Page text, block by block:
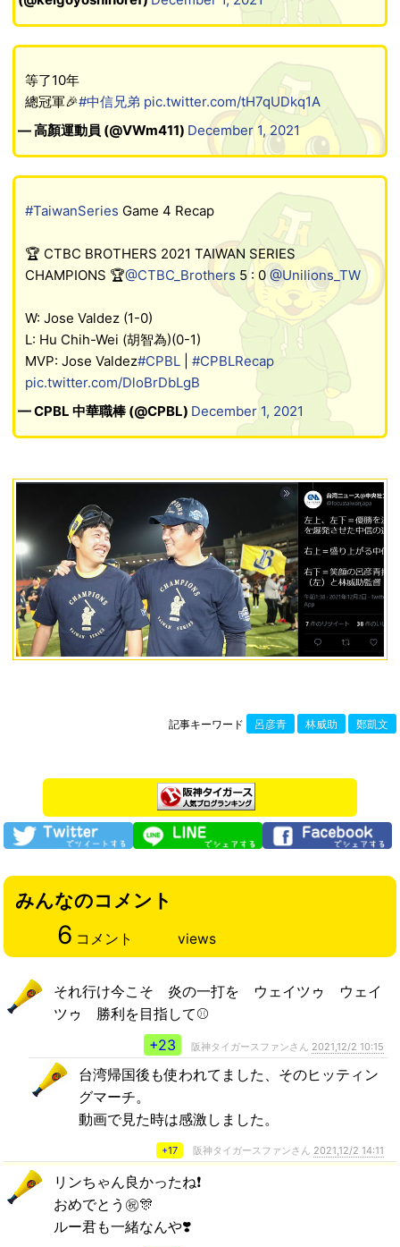
等了10年
總冠軍🎉#中信兄弟 pic.twitter.com/tH7qUDkq1A
— 高顏運動員 (@VWm411) December 1, 2021
#TaiwanSeries Game 4 Recap
🏆 CTBC BROTHERS 2021 TAIWAN SERIES
CHAMPIONS 🏆@CTBC_Brothers 5 : 0 @Unilions_TW
W: Jose Valdez (1-0)
L: Hu Chih-Wei (胡智為)(0-1)
MVP: Jose Valdez#CPBL| #CPBLRecap
pic.twitter.com/DloBrDbLgB
— CPBL 中華職棒 (@CPBL) December 1, 2021
記事キーワード 呂彦青 林威助 鄭凱文
みんなのコメント
6 コメント views
それ行け今こそ 炎の一打を ウェイツゥ ウェイ
ツゥ 勝利を目指して⚾️
+23
阪神タイガースファンさん 2021,12/2 10:15
台湾帰国後も使われてました、そのヒッティン
グマーチ。
動画で見た時は感激しました。
+17 阪神タイガースファンさん 2021,12/2 14:11
リンちゃん良かったね❗️
おめでとう㊗️🎊
ルー君も一緒なんや❣️